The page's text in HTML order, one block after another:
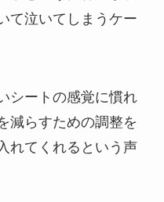
て泣いてしまうケー
シートの感覚に慣れ
減らすための調整を
れてくれるという声